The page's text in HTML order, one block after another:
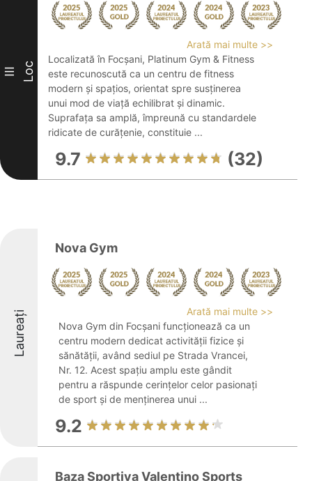
III Loc
Arată mai multe >>
Localizată în Focșani, Platinum Gym & Fitness
este recunoscută ca un centru de fitness
modern și spațios, orientat spre susținerea
unui mod de viață echilibrat și dinamic.
Suprafața sa amplă, împreună cu standardele
ridicate de curățenie, constituie ...
9.7 (32)
Laureați
Nova Gym
Arată mai multe >>
Nova Gym din Focșani funcționează ca un
centru modern dedicat activității fizice și
sănătății, având sediul pe Strada Vrancei,
Nr. 12. Acest spațiu amplu este gândit
pentru a răspunde cerințelor celor pasionați
de sport și de menținerea unui ...
9.2
Baza Sportiva Valentino Sports